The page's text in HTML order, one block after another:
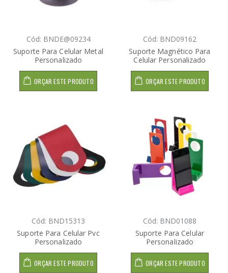
Cód: BNDE@09234
Suporte Para Celular Metal
Personalizado
ORÇAR ESTE PRODUTO
Cód: BND09162
Suporte Magnético Para
Celular Personalizado
ORÇAR ESTE PRODUTO
Cód: BND15313
Suporte Para Celular Pvc
Personalizado
ORÇAR ESTE PRODUTO
Cód: BND01088
Suporte Para Celular
Personalizado
ORÇAR ESTE PRODUTO